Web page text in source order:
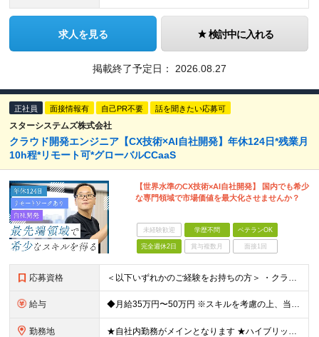
求人を見る 検討中に入れる
掲載終了予定日： 2026.08.27
正社員 面接情報有 自己PR不要 話を聞きたい応募可
スターシステムズ株式会社
クラウド開発エンジニア【CX技術×AI自社開発】年休124日*残業月
10h程*リモート可*グローバルCCaaS
【世界水準のCX技術×AI自社開発】 国内でも希少
な専門領域で市場価値を最大化させませんか？
未経験歓迎 学歴不問 ベテランOK
完全週休2日 賞与複数月 面接1回
応募資格 ＜以下いずれかのご経験をお持ちの方＞ ・クラウド系システムの開発〜運用経験（AWS / GCP / Azure 等） ・CCaaS / コンタクトセンター向けシステムの開発・構築経験 ※学歴不問 ＜
給与 ◆月給35万円〜50万円 ※スキルを考慮の上、当社規定により優遇いたします ※試用期間3ヶ月あり（給与・待遇は変わりません） ※上記の給与には固定残業代40時間分（83,333円～）を含みます。超過
勤務地 ★自社内勤務がメインとなります ★ハイブリッド型の勤務形態です（月の半分は出社、残りの半分はリモートワーク） ※案件によってはお客様先（都内近郊）に出向いての作業をお願いする場合があります 【本社】